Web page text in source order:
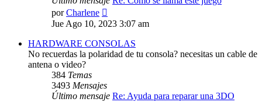
porCharlene
último
Jue Ago 10, 2023 3:07 am
HARDWARE CONSOLAS
No recuerdas la polaridad de tu consola? necesitas un cable de
antena o video?
384 Temas
3493 Mensajes
Último mensaje Re: Ayuda para reparar una 3DO